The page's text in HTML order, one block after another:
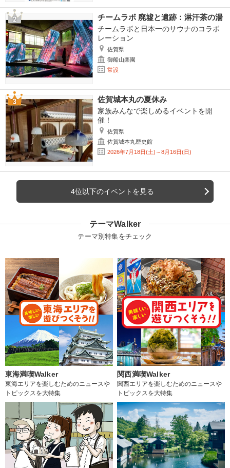
チームラボ 廃墟と遺跡：淋汗茶の湯
チームラボと日本一のサウナのコラボ
レーション
佐賀県
御船山楽園
常設
佐賀城本丸の夏休み
家族みんなで楽しめるイベントを開
催！
佐賀県
佐賀城本丸歴史館
2026年7月18日(土)～8月16日(日)
4位以下のイベントを見る
テーマWalker
テーマ別特集をチェック
東海満喫Walker
東海エリアを楽しむためのニュースや
トピックスを大特集
関西満喫Walker
関西エリアを楽しむためのニュースや
トピックスを大特集